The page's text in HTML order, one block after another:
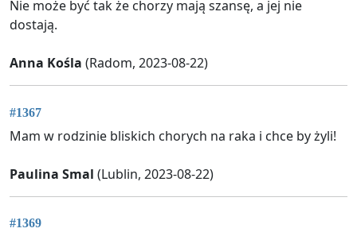
Nie może być tak że chorzy mają szansę, a jej nie
dostają.
Anna Kośla (Radom, 2023-08-22)
#1367
Mam w rodzinie bliskich chorych na raka i chce by żyli!
Paulina Smal (Lublin, 2023-08-22)
#1369